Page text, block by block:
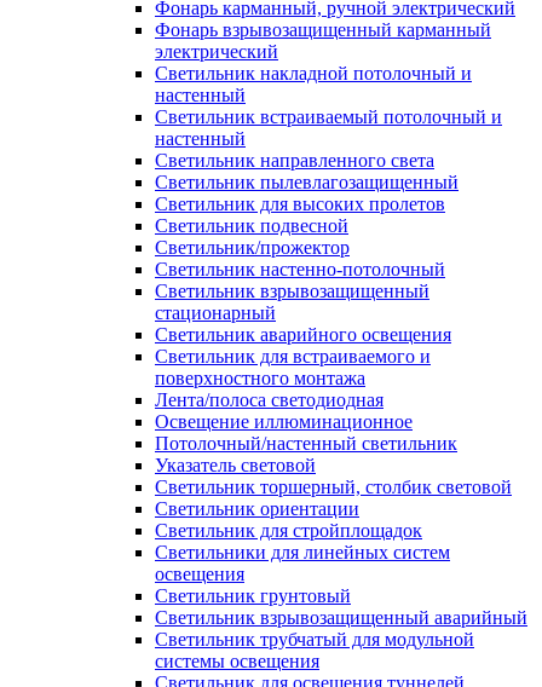
Фонарь карманный, ручной электрический
Фонарь взрывозащищенный карманный
электрический
Светильник накладной потолочный и
настенный
Светильник встраиваемый потолочный и
настенный
Светильник направленного света
Светильник пылевлагозащищенный
Светильник для высоких пролетов
Светильник подвесной
Светильник/прожектор
Светильник настенно-потолочный
Светильник взрывозащищенный
стационарный
Светильник аварийного освещения
Светильник для встраиваемого и
поверхностного монтажа
Лента/полоса светодиодная
Освещение иллюминационное
Потолочный/настенный светильник
Указатель световой
Светильник торшерный, столбик световой
Светильник ориентации
Светильник для стройплощадок
Светильники для линейных систем
освещения
Светильник грунтовый
Светильник взрывозащищенный аварийный
Светильник трубчатый для модульной
системы освещения
Светильник для освещения туннелей